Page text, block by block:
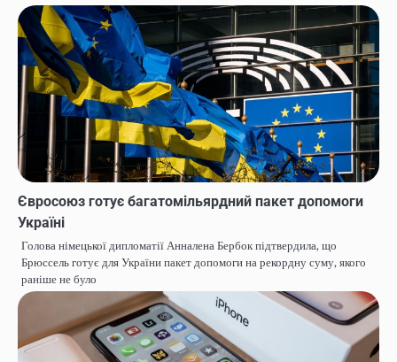
Євросоюз готує багатомільярдний пакет допомоги
Україні
Голова німецької дипломатії Анналена Бербок підтвердила, що
Брюссель готує для України пакет допомоги на рекордну суму, якого
раніше не було